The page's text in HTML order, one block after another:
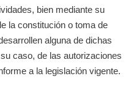
bien mediante su
la constitución o toma de
alguna de dichas
caso, de las autorizaciones
a la legislación vigente.